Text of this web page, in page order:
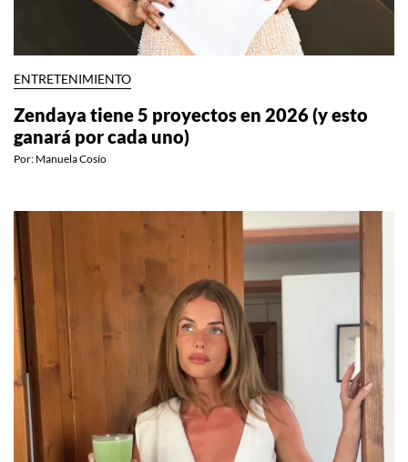
ENTRETENIMIENTO
Zendaya tiene 5 proyectos en 2026 (y esto
ganará por cada uno)
Por: Manuela Cosío